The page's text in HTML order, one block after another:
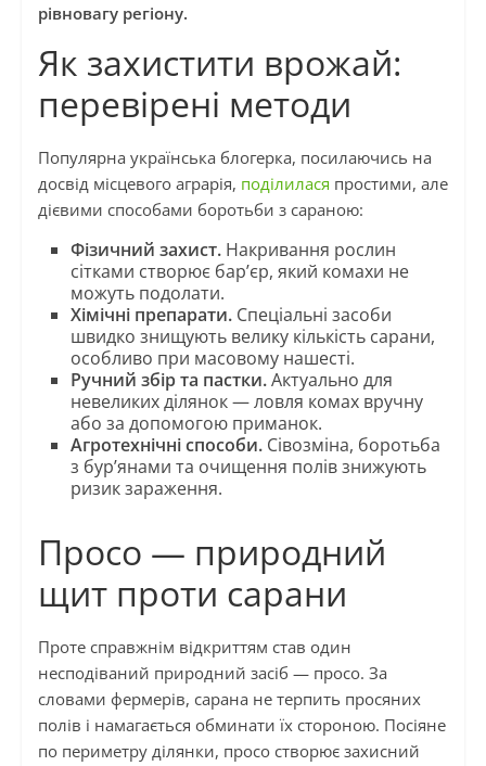
рівновагу регіону.
Як захистити врожай:
перевірені методи
Популярна українська блогерка, посилаючись на
досвід місцевого аграрія, поділилася простими, але
дієвими способами боротьби з сараною:
Фізичний захист. Накривання рослин
сітками створює бар’єр, який комахи не
можуть подолати.
Хімічні препарати. Спеціальні засоби
швидко знищують велику кількість сарани,
особливо при масовому нашесті.
Ручний збір та пастки.Актуально для
невеликих ділянок — ловля комах вручну
або за допомогою приманок.
Агротехнічні способи. Сівозміна, боротьба
з бур’янами та очищення полів знижують
ризик зараження.
Просо — природний
щит проти сарани
Проте справжнім відкриттям став один
несподіваний природний засіб — просо. За
словами фермерів, сарана не терпить просяних
полів і намагається обминати їх стороною. Посіяне
по периметру ділянки, просо створює захисний